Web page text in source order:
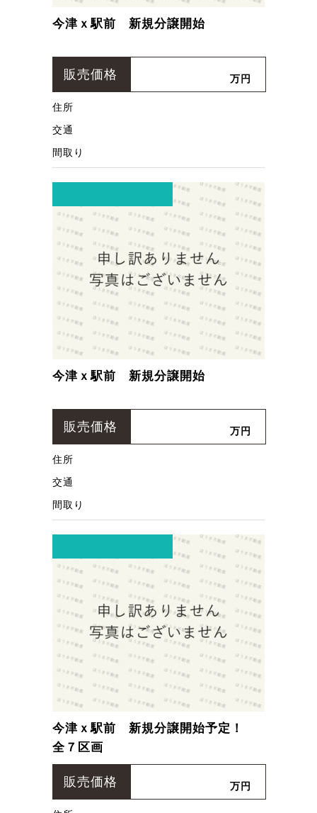
今津ｘ駅前 新規分譲開始
販売価格 万円
住所
交通
間取り
今津ｘ駅前 新規分譲開始
販売価格 万円
住所
交通
間取り
今津ｘ駅前 新規分譲開始予定！
全７区画
販売価格 万円